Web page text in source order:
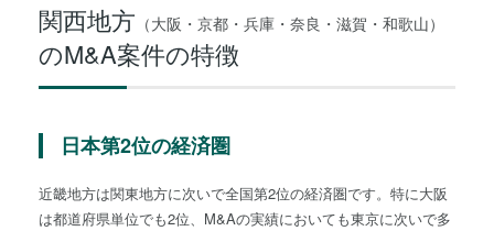
関西地方 （大阪・京都・兵庫・奈良・滋賀・和歌山）
のM&A案件の特徴
日本第2位の経済圏
近畿地方は関東地方に次いで全国第2位の経済圏です。特に大阪
は都道府県単位でも2位、M&Aの実績においても東京に次いで多